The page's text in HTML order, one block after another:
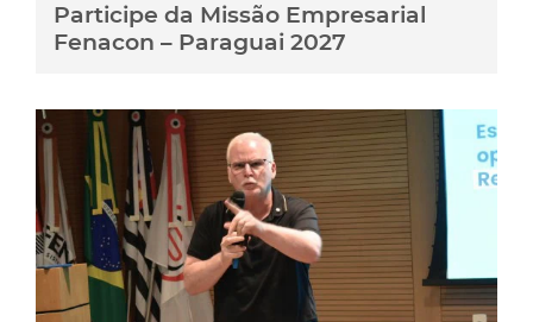
Participe da Missão Empresarial
Fenacon – Paraguai 2027